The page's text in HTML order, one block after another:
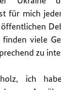
für mich
viele
zu
ich